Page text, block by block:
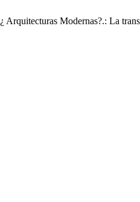
Arquitecturas Modernas?.: La